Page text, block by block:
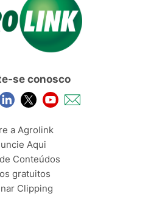
se conosco
a Agrolink
Aqui
Conteúdos
gratuitos
Clipping